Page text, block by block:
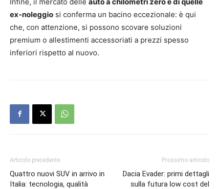
ex-noleggio si conferma un bacino eccezionale: è qui
che, con attenzione, si possono scovare soluzioni
premium o allestimenti accessoriati a prezzi spesso
inferiori rispetto al nuovo.
Articolo precedente
Quattro nuovi SUV in arrivo in
Italia: tecnologia, qualità
Prossimo articolo
Dacia Evader: primi dettagli
sulla futura low cost del